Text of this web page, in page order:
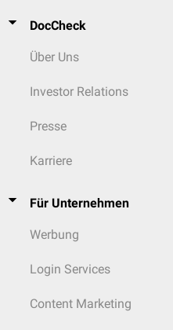
DocCheck
Über Uns
Investor Relations
Presse
Karriere
Für Unternehmen
Werbung
Login Services
Content Marketing